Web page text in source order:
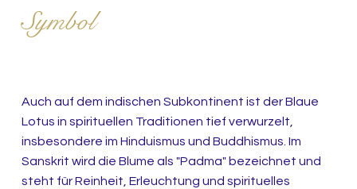
Symbol
Auch auf dem indischen Subkontinent ist der Blaue
Lotus in spirituellen Traditionen tief verwurzelt,
insbesondere im Hinduismus und Buddhismus. Im
Sanskrit wird die Blume als "Padma" bezeichnet und
steht für Reinheit, Erleuchtung und spirituelles